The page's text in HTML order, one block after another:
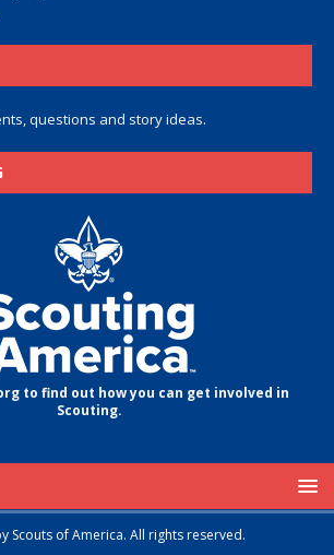
questions and story ideas.
to find out how you can get involved in
Scouting.
Scouts of America. All rights reserved.